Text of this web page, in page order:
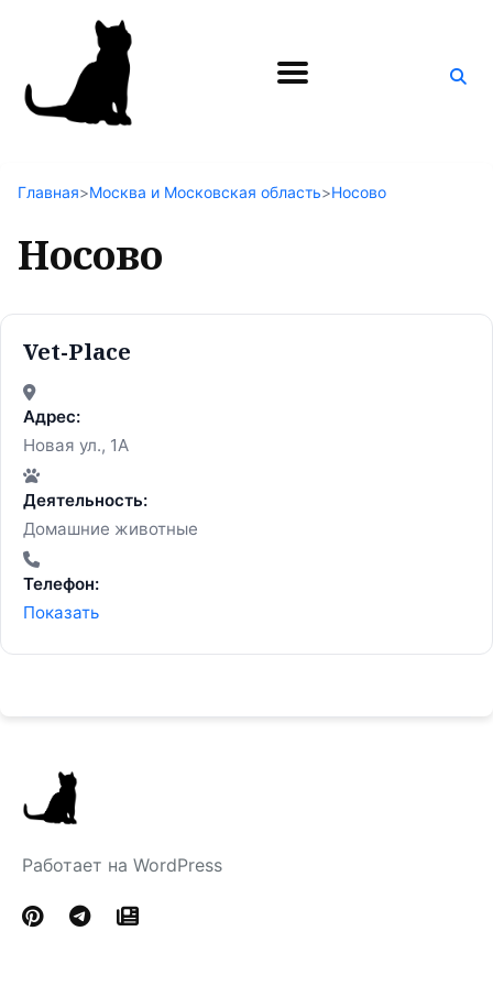
Поиск
Главная>Москва и Московская область>Носово
Носово
Vet-Place
Адрес:
Новая ул., 1А
Деятельность:
Домашние животные
Телефон:
Показать
Работает на WordPress